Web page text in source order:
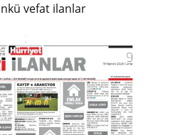
vefat ilanlar